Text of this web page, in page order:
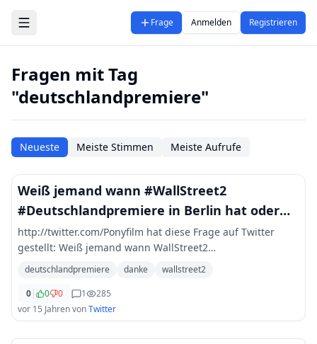
Zum Hauptinhalt springen
Frage Anmelden Registrieren
Fragen mit Tag
"deutschlandpremiere"
Neueste Meiste Stimmen Meiste Aufrufe
Weiß jemand wann #WallStreet2
#Deutschlandpremiere in Berlin hat oder
war die schon?
http://twitter.com/Ponyfilm hat diese Frage auf Twitter
gestellt: Weiß jemand wann WallStreet2
Deutschlandpremiere in Berlin hat oder war die schon??
deutschlandpremiere danke
wallstreet2
0| 0 0 1
285
vor 15 JahrenvonTwitter